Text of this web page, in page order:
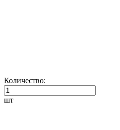
Количество:
шт